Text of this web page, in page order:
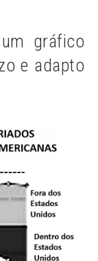
gráfico
e adapto